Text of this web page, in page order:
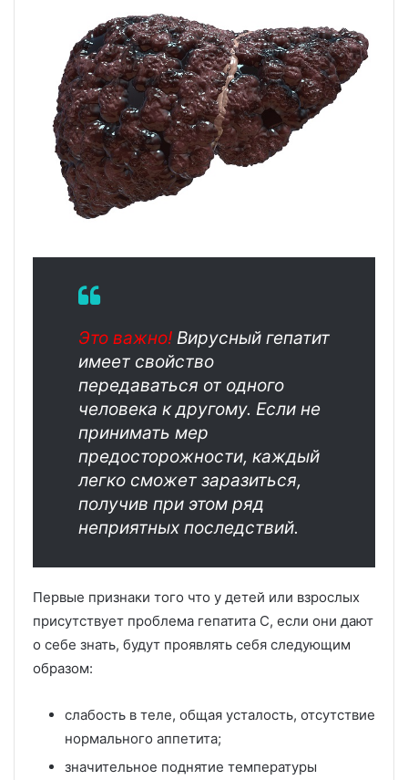
Это важно! Вирусный гепатит
имеет свойство
передаваться от одного
человека к другому. Если не
принимать мер
предосторожности, каждый
легко сможет заразиться,
получив при этом ряд
неприятных последствий.
Первые признаки того что у детей или взрослых
присутствует проблема гепатита С, если они дают
о себе знать, будут проявлять себя следующим
образом:
слабость в теле, общая усталость, отсутствие
нормального аппетита;
значительное поднятие температуры